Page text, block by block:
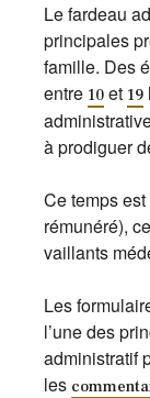
Le fardeau
principales
famille. Des
entre 10 et 19
à prodiguer
Ce temps
rémunéré),
vaillants
Les
l’une des
administratif
les